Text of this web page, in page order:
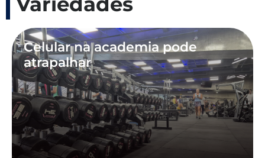
Celular na academia pode
atrapalhar